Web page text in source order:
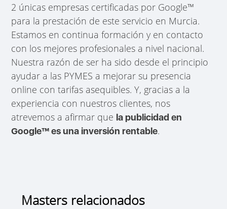
2 únicas empresas certificadas por Google™
para la prestación de este servicio en Murcia.
Estamos en continua formación y en contacto
con los mejores profesionales a nivel nacional.
Nuestra razón de ser ha sido desde el principio
ayudar a las PYMES a mejorar su presencia
online con tarifas asequibles. Y, gracias a la
experiencia con nuestros clientes, nos
atrevemos a afirmar que la publicidad en
Google™ es una inversión rentable.
Masters relacionados